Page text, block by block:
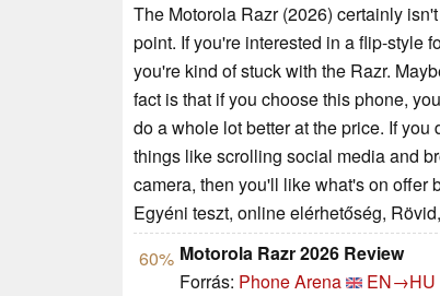
The Motorola Razr (2026) certainly
point. If you're interested in a flip-style
you're kind of stuck with the Razr.
fact is that if you choose this phone,
do a whole lot better at the price. If
things like scrolling social media and
camera, then you'll like what's on offer
Egyéni teszt, online elérhetőség,
60% Motorola Razr 2026 Review
Forrás: Phone Arena
EN→HU